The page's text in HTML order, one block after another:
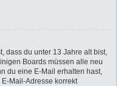
dass du unter 13 Jahre alt bist,
Boards müssen alle neu
du eine E-Mail erhalten hast,
Mail-Adresse korrekt